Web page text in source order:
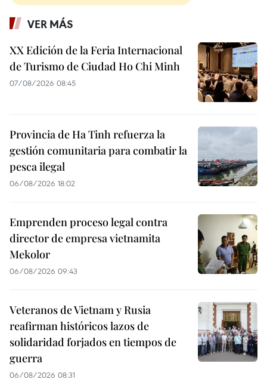
VER MÁS
XX Edición de la Feria Internacional
de Turismo de Ciudad Ho Chi Minh
07/08/2026 08:45
Provincia de Ha Tinh refuerza la
gestión comunitaria para combatir la
pesca ilegal
06/08/2026 18:02
Emprenden proceso legal contra
director de empresa vietnamita
Mekolor
06/08/2026 09:43
Veteranos de Vietnam y Rusia
reafirman históricos lazos de
solidaridad forjados en tiempos de
guerra
06/08/2026 08:31